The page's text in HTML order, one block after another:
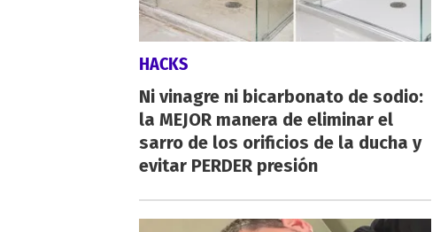
HACKS
Ni vinagre ni bicarbonato de sodio:
la MEJOR manera de eliminar el
sarro de los orificios de la ducha y
evitar PERDER presión